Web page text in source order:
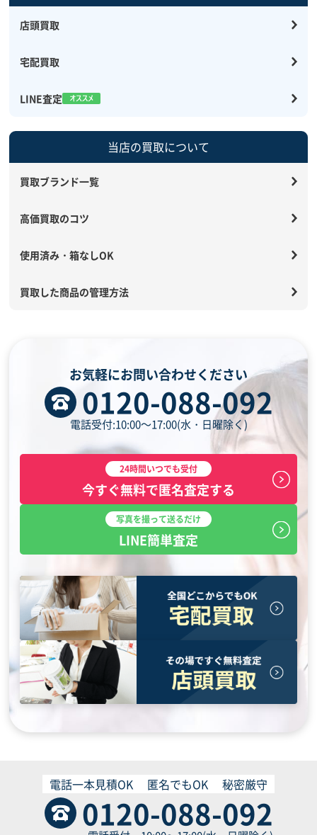
店頭買取
宅配買取
LINE査定
当店の買取について
買取ブランド一覧
高価買取のコツ
使用済み・箱なしOK
買取した商品の管理方法
お気軽にお問い合わせください
0120-088-092
電話受付:10:00～17:00(水・日曜除く)
24時間いつでも受付
今すぐ無料で匿名査定する
写真を撮って送るだけ
LINE簡単査定
0120-088-092
電話一本見積OK 匿名でもOK 秘密厳守